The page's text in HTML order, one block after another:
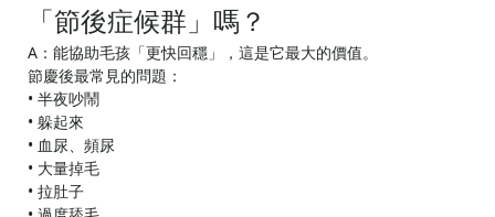
「節後症候群」嗎？
A：能協助毛孩「更快回穩」，這是它最大的價值。
節慶後最常見的問題：
• 半夜吵鬧
• 躲起來
• 血尿、頻尿
• 大量掉毛
• 拉肚子